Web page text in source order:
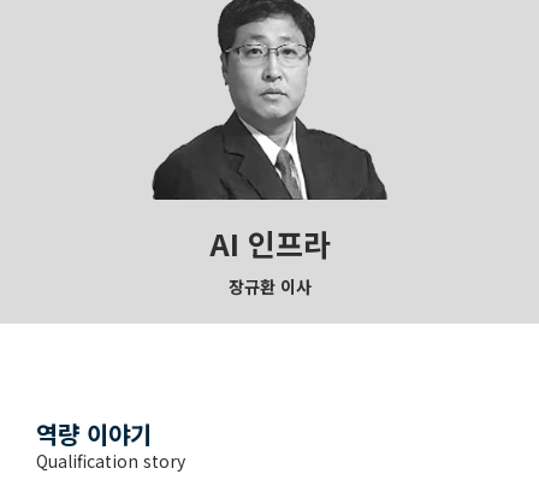
AI 인프라
장규환 이사
역량 이야기
Qualification story